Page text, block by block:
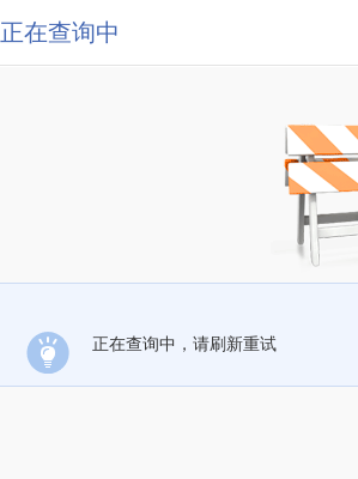
正在查询中
正在查询中，请刷新重试